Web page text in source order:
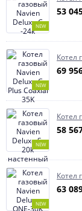
NEW
53
NEW
Котел
69
NEW
Котел
58
NEW
Котел
63